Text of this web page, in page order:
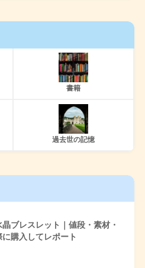
書籍
過去世の記憶
ブレスレット｜値段・素材・
購入してレポート